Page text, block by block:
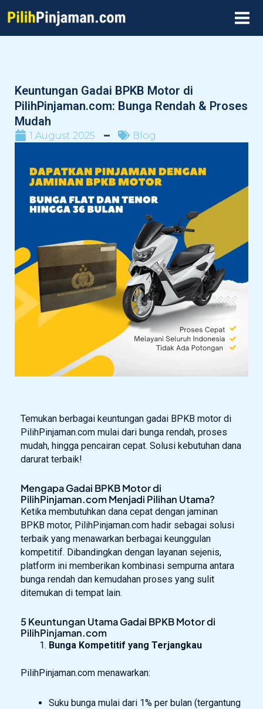
to
content
Keuntungan Gadai BPKB Motor di
PilihPinjaman.com: Bunga Rendah & Proses
Mudah
1 August 2025 Blog
Temukan berbagai keuntungan gadai BPKB motor di
PilihPinjaman.com mulai dari bunga rendah, proses
mudah, hingga pencairan cepat. Solusi kebutuhan dana
darurat terbaik!
Mengapa Gadai BPKB Motor di
PilihPinjaman.com Menjadi Pilihan Utama?
Ketika membutuhkan dana cepat dengan jaminan
BPKB motor, PilihPinjaman.com hadir sebagai solusi
terbaik yang menawarkan berbagai keunggulan
kompetitif. Dibandingkan dengan layanan sejenis,
platform ini memberikan kombinasi sempurna antara
bunga rendah dan kemudahan proses yang sulit
ditemukan di tempat lain.
5 Keuntungan Utama Gadai BPKB Motor di
PilihPinjaman.com
Bunga Kompetitif yang Terjangkau
PilihPinjaman.com menawarkan:
Suku bunga mulai dari 1% per bulan (tergantung